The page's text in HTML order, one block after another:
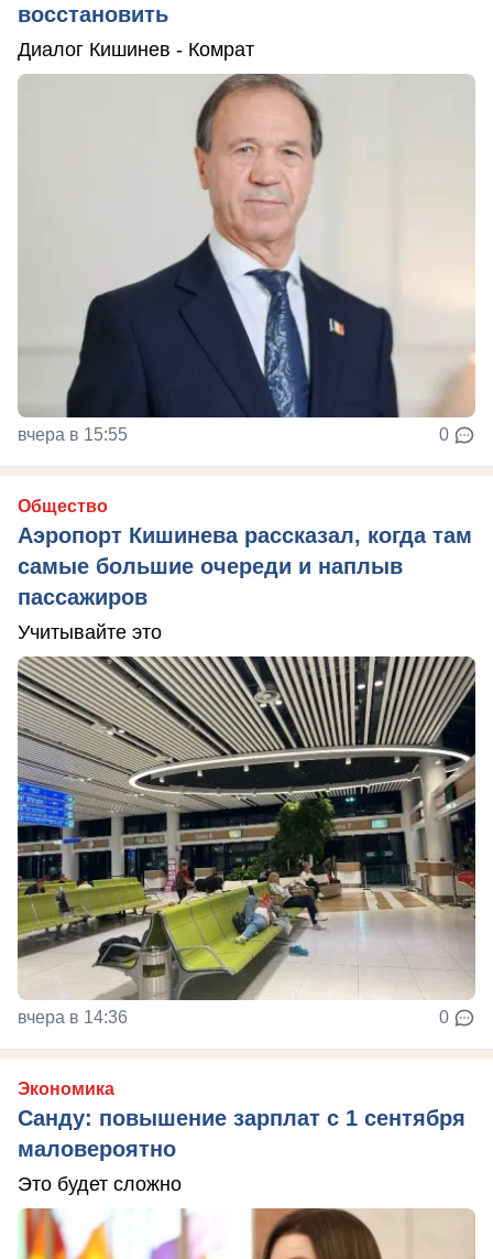
восстановить
Диалог Кишинев - Комрат
вчера в 15:55 0
Общество
Аэропорт Кишинева рассказал, когда там
самые большие очереди и наплыв
пассажиров
Учитывайте это
вчера в 14:36 0
Экономика
Санду: повышение зарплат с 1 сентября
маловероятно
Это будет сложно